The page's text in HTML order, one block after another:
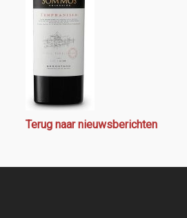
Terug naar nieuwsberichten